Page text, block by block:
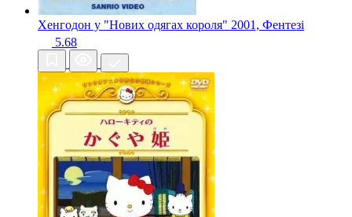
Хенгодон у "Нових одягах короля" 2001, Фентезі
5.68